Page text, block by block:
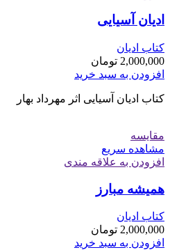
ادیان آسیایی
کتاب ادیان
2,000,000 تومان
افزودن به سبد خرید
کتاب ادیان آسیایی اثر مهرداد بهار
مقایسه
مشاهده سریع
افزودن به علاقه مندی
هميشه مبارز
کتاب ادیان
2,000,000 تومان
افزودن به سبد خرید